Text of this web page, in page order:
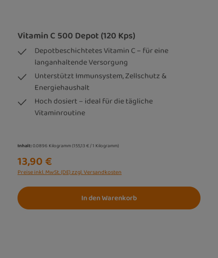
Vitamin C 500 Depot (120 Kps)
Depotbeschichtetes Vitamin C – für eine
langanhaltende Versorgung
Unterstützt Immunsystem, Zellschutz &
Energiehaushalt
Hoch dosiert – ideal für die tägliche
Vitaminroutine
Inhalt:0.0896 Kilogramm(155,13 € / 1 Kilogramm)
13,90 €
Preise inkl. MwSt. (DE) zzgl. Versandkosten
In den Warenkorb